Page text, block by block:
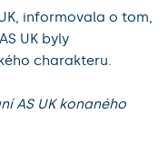
informovala o tom,
UK byly
charakteru.
AS UK konaného